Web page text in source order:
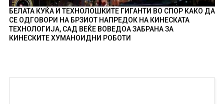
БЕЛАТА КУЌА И ТЕХНОЛОШКИТЕ ГИГАНТИ ВО СПОР КАКО ДА
СЕ ОДГОВОРИ НА БРЗИОТ НАПРЕДОК НА КИНЕСКАТА
ТЕХНОЛОГИЈА, САД ВЕЌЕ ВОВЕДОА ЗАБРАНА ЗА
КИНЕСКИТЕ ХУМАНОИДНИ РОБОТИ